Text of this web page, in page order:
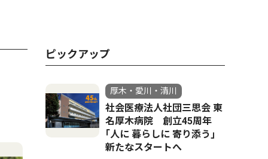
ピックアップ
厚木・愛川・清川
社会医療法人社団三思会 東
名厚木病院 創立45周年
｢人に 暮らしに 寄り添う｣
新たなスタートへ